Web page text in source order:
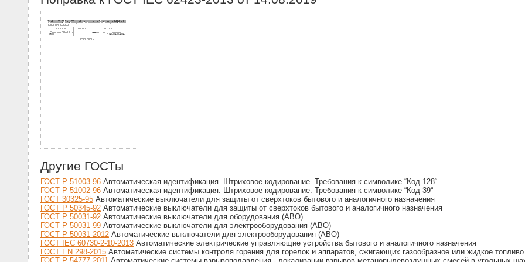
Другие ГОСТы
ГОСТ Р 51003-96 Автоматическая идентификация. Штриховое кодирование. Требования к символике “Код 128“
ГОСТ Р 51002-96 Автоматическая идентификация. Штриховое кодирование. Требования к символике “Код 39“
ГОСТ 30325-95 Автоматические выключатели для защиты от сверхтоков бытового и аналогичного назначения
ГОСТ Р 50345-92 Автоматические выключатели для защиты от сверхтоков бытового и аналогичного назначения
ГОСТ Р 50031-92 Автоматические выключатели для оборудования (АВО)
ГОСТ Р 50031-99 Автоматические выключатели для электрооборудования (АВО)
ГОСТ Р 50031-2012 Автоматические выключатели для электрооборудования (АВО)
ГОСТ IEC 60730-2-10-2013 Автоматические электрические управляющие устройства бытового и аналогичного назначения
ГОСТ EN 298-2015 Автоматические системы контроля горения для горелок и аппаратов, сжигающих газообразное или жидкое топливо